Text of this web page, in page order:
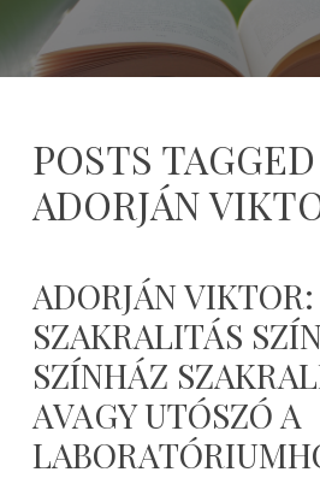
POSTS
ADORJÁN
ADORJÁN
SZAKRALITÁS
SZÍNHÁZ
AVAGY UTÓSZÓ A